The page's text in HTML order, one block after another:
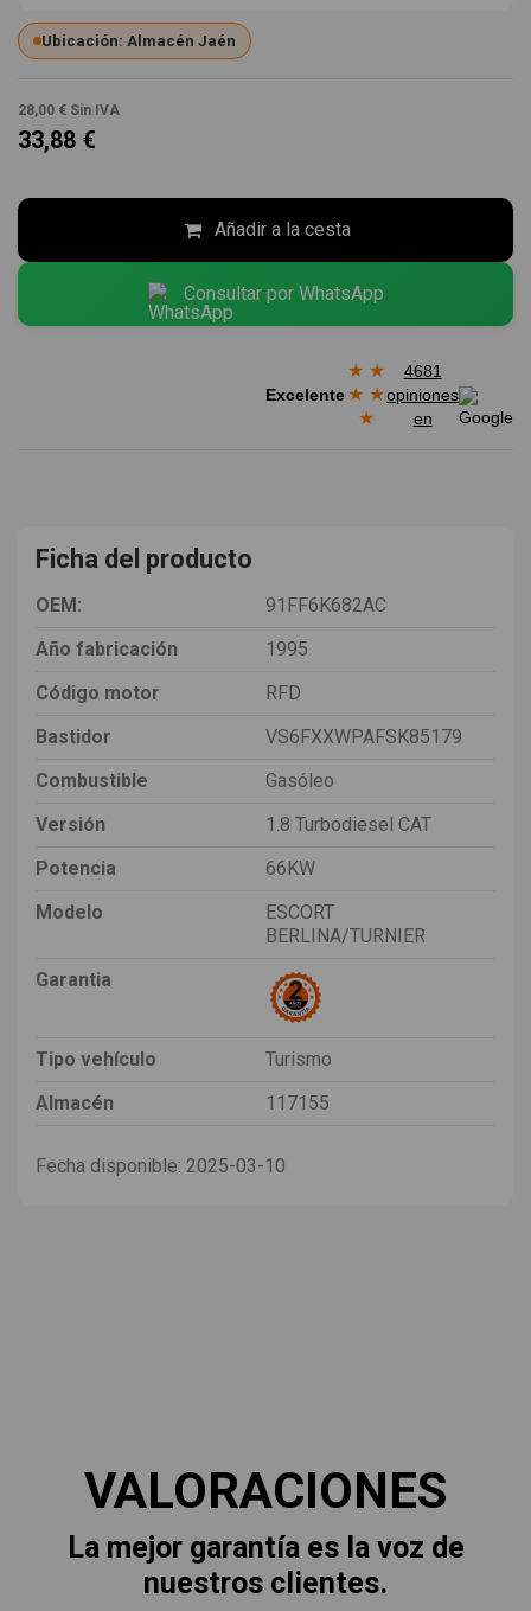
Ubicación: Almacén Jaén
28,00 € Sin IVA
33,88 €
Añadir a la cesta
Consultar por WhatsApp
Excelente
★ ★
★ ★
★
4681
opiniones
en
Ficha del producto
OEM:
91FF6K682AC
Año fabricación
1995
Código motor
RFD
Bastidor
VS6FXXWPAFSK85179
Combustible
Gasóleo
Versión
1.8 Turbodiesel CAT
Potencia
66KW
Modelo
ESCORT
BERLINA/TURNIER
Garantia
Tipo vehículo
Turismo
Almacén
117155
Fecha disponible: 2025-03-10
VALORACIONES
La mejor garantía es la voz de
nuestros clientes.